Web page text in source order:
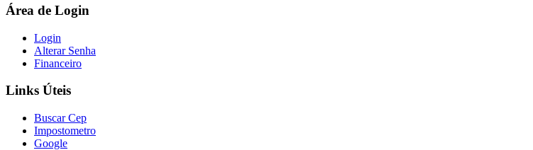
Área de Login
Login
Alterar Senha
Financeiro
Links Úteis
Buscar Cep
Impostometro
Google